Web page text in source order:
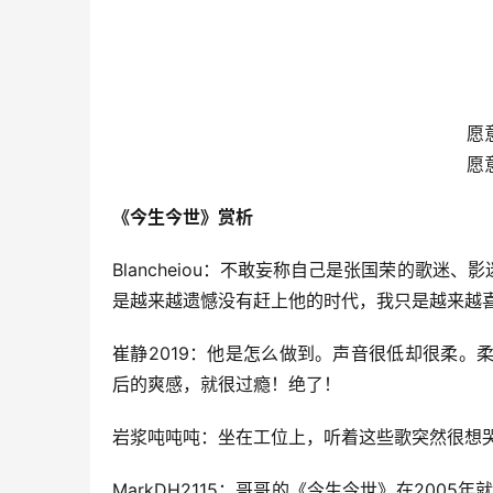
愿
愿
《今生今世》赏析
Blancheiou：不敢妄称自己是张国荣的歌迷、
是越来越遗憾没有赶上他的时代，我只是越来越
崔静2019：他是怎么做到。声音很低却很柔。
后的爽感，就很过瘾！绝了！
岩浆吨吨吨：坐在工位上，听着这些歌突然很想